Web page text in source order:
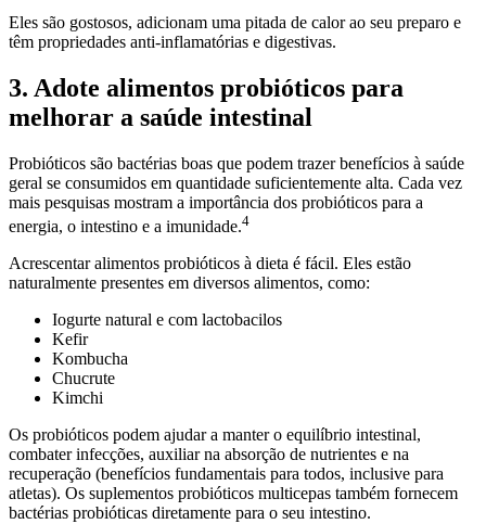
Eles são gostosos, adicionam uma pitada de calor ao seu preparo e
têm propriedades anti-inflamatórias e digestivas.
3. Adote alimentos probióticos para
melhorar a saúde intestinal
Probióticos são bactérias boas que podem trazer benefícios à saúde
geral se consumidos em quantidade suficientemente alta. Cada vez
mais pesquisas mostram a importância dos probióticos para a
energia, o intestino e a imunidade.4
Acrescentar alimentos probióticos à dieta é fácil. Eles estão
naturalmente presentes em diversos alimentos, como:
Iogurte natural e com lactobacilos
Kefir
Kombucha
Chucrute
Kimchi
Os probióticos podem ajudar a manter o equilíbrio intestinal,
combater infecções, auxiliar na absorção de nutrientes e na
recuperação (benefícios fundamentais para todos, inclusive para
atletas). Os suplementos probióticos multicepas também fornecem
bactérias probióticas diretamente para o seu intestino.